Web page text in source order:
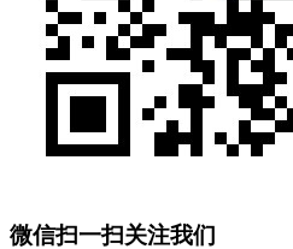
微信扫一扫关注我们